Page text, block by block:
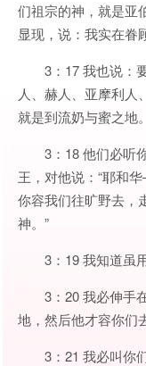
们祖宗的神，就是亚
显现，说：我实在眷
3：17 我也说：
人、赫人、亚摩利人
就是到流奶与蜜之地
3：18 他们必听
王，对他说：“耶和
你容我们往旷野去，
神。”
3：19 我知道虽
3：20 我必伸手
地，然后他才容你们
3：21 我必叫你